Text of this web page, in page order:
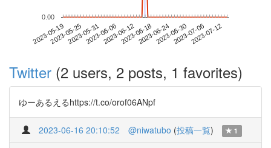
2023-05-192023-05-252023-05-312023-06-062023-06-122023-06-182023-06-242023-06-302023-07-062023-07-12
0.00
Twitter (2 users, 2 posts, 1 favorites)
ゆーあるえるhttps://t.co/orof06ANpf
2023-06-16 20:10:52 @niwatubo (投稿一覧) 1